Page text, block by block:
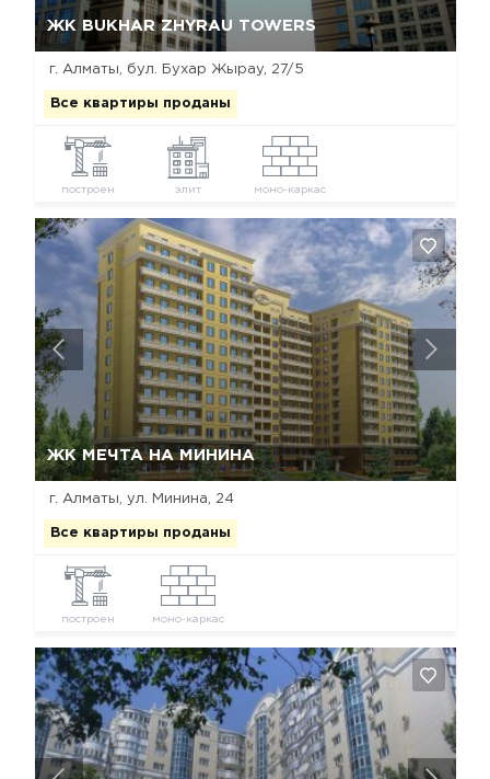
ЖК BUKHAR ZHYRAU TOWERS
г. Алматы, бул. Бухар Жырау, 27/5
Все квартиры проданы
построен элит моно-каркас
ЖК МЕЧТА НА МИНИНА
г. Алматы, ул. Минина, 24
Все квартиры проданы
построен моно-каркас
Да, удалить Отмена